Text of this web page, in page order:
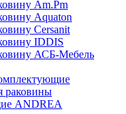
Am.Pm
Aquaton
Cersanit
IDDIS
АСБ-Мебель
раковины
ANDREA